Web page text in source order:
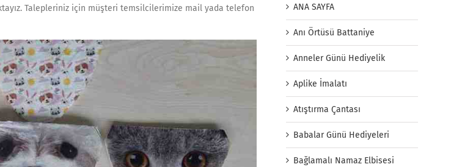
Talepleriniz için müşteri temsilcilerimize mail yada telefon
ANA SAYFA
Anı Örtüsü Battaniye
Anneler Günü Hediyelik
Aplike İmalatı
Atıştırma Çantası
Babalar Günü Hediyeleri
Bağlamalı Namaz Elbisesi